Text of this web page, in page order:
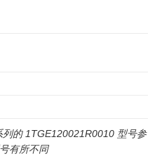
的 1TGE120021R0010 型号参
有所不同